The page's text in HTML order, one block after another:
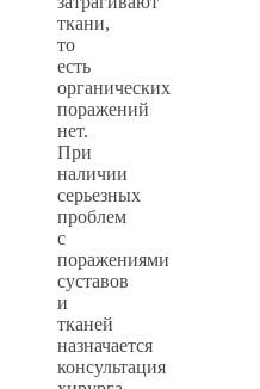
ткани,
то
есть
органических
поражений
нет.
При
наличии
серьезных
проблем
с
поражениями
суставов
и
тканей
назначается
консультация